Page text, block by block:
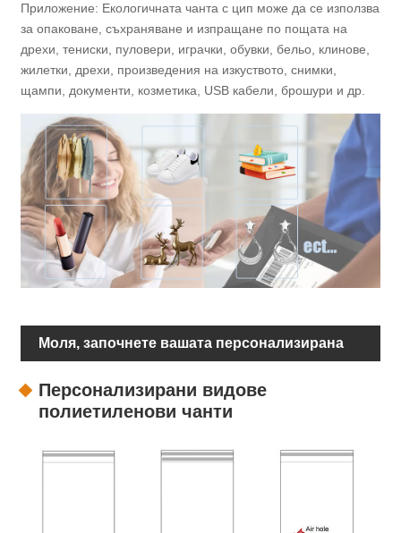
Приложение: Екологичната чанта с цип може да се използва
за опаковане, съхраняване и изпращане по пощата на
дрехи, тениски, пуловери, играчки, обувки, бельо, клинове,
жилетки, дрехи, произведения на изкуството, снимки,
щампи, документи, козметика, USB кабели, брошури и др.
Моля, започнете вашата персонализирана
Персонализирани видове
полиетиленови чанти